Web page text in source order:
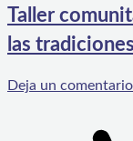
Taller
las
Deja un comentario